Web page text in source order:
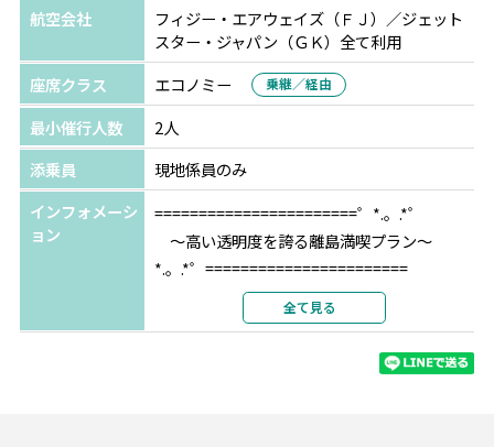
航空会社
フィジー・エアウェイズ（ＦＪ）／ジェット
スター・ジャパン（ＧＫ）全て利用
座席クラス
エコノミー 乗継／経由
最小催行人数
2人
添乗員
現地係員のみ
インフォメーシ
ョン
=======================゜*.。.*゜
～高い透明度を誇る離島満喫プラン～
*.。.*゜=======================
フィジーの綺麗な海や大自然を楽しみたいな
アクティビティが盛んなリゾートや年齢制限
全て見る